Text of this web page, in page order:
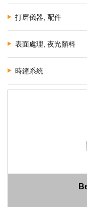
打磨儀器, 配件
表面處理, 夜光顏料
時鐘系統